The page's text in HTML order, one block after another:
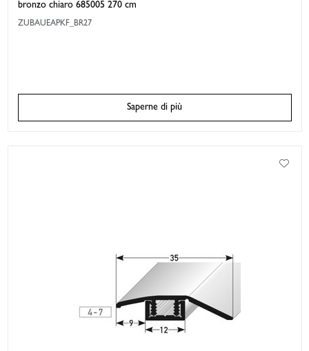
bronzo chiaro 685005 270 cm
ZUBAUEAPKF_BR27
Saperne di più